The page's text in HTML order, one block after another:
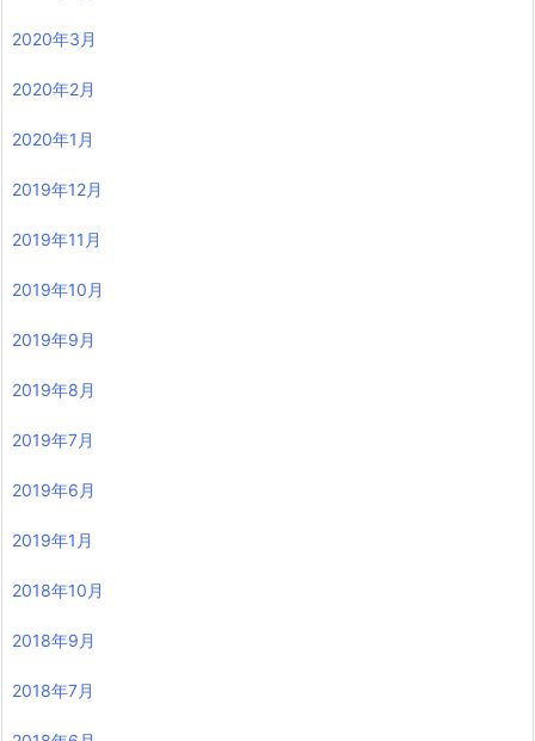
2020年3月
2020年2月
2020年1月
2019年12月
2019年11月
2019年10月
2019年9月
2019年8月
2019年7月
2019年6月
2019年1月
2018年10月
2018年9月
2018年7月